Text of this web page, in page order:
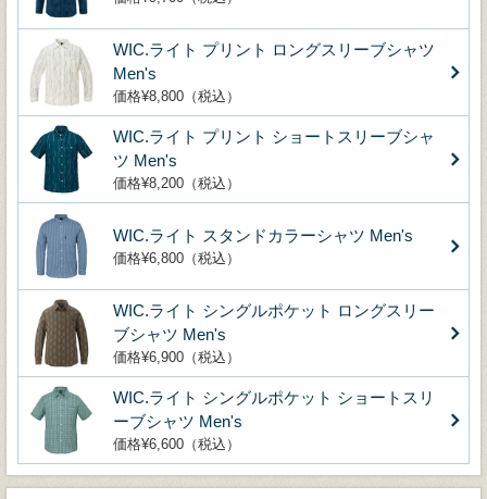
WIC.ライト プリント ロングスリーブシャツ
Men's
価格¥8,800（税込）
WIC.ライト プリント ショートスリーブシャ
ツ Men's
価格¥8,200（税込）
WIC.ライト スタンドカラーシャツ Men's
価格¥6,800（税込）
WIC.ライト シングルポケット ロングスリー
ブシャツ Men's
価格¥6,900（税込）
WIC.ライト シングルポケット ショートスリ
ーブシャツ Men's
価格¥6,600（税込）